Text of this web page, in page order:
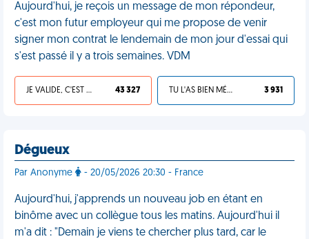
Aujourd'hui, je reçois un message de mon répondeur,
c'est mon futur employeur qui me propose de venir
signer mon contrat le lendemain de mon jour d'essai qui
s'est passé il y a trois semaines. VDM
JE VALIDE, C'EST UNE VDM 43 327 TU L'AS BIEN MÉRITÉ 3 931
Dégueux
Par Anonyme - 20/05/2026 20:30 - France
Aujourd'hui, j'apprends un nouveau job en étant en
binôme avec un collègue tous les matins. Aujourd'hui il
m'a dit : "Demain je viens te chercher plus tard, car le